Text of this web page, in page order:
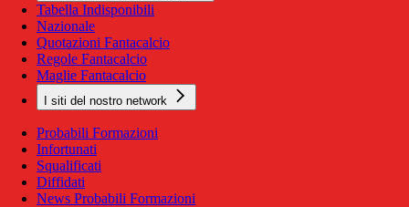
Tabella Indisponibili
Nazionale
Quotazioni Fantacalcio
Regole Fantacalcio
Maglie Fantacalcio
I siti del nostro network
Probabili Formazioni
Infortunati
Squalificati
Diffidati
News Probabili Formazioni